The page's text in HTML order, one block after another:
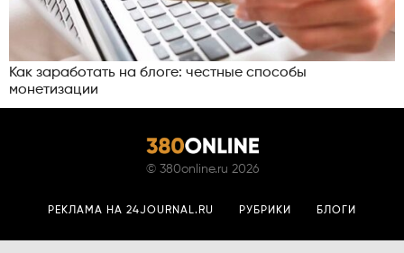
Как заработать на блоге: честные способы
монетизации
© 380online.ru 2026
РЕКЛАМА НА 24JOURNAL.RU РУБРИКИ БЛОГИ